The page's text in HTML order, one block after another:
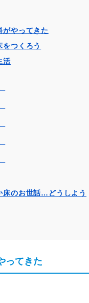
がやってきた
をつくろう
活
床のお世話…どうしよう
ってきた